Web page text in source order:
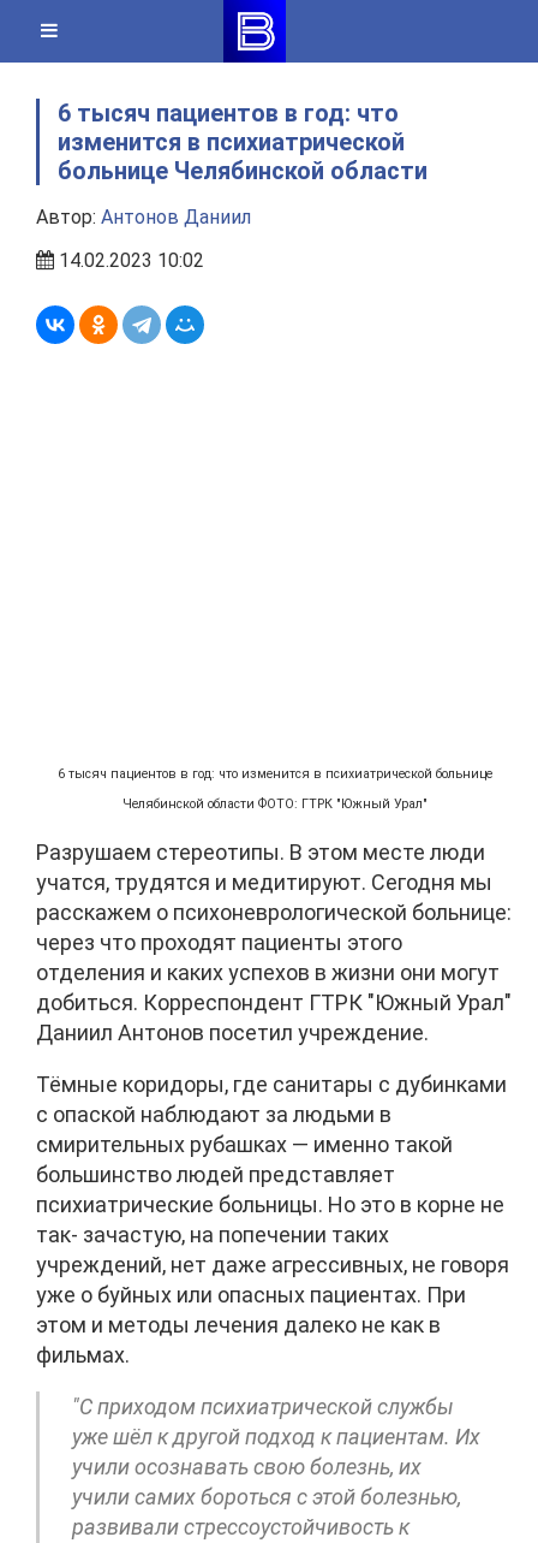
content
6 тысяч пациентов в год: что
изменится в психиатрической
больнице Челябинской области
Автор: Антонов Даниил
14.02.2023 10:02
6 тысяч пациентов в год: что изменится в психиатрической больнице
Челябинской области ФОТО: ГТРК "Южный Урал"
Разрушаем стереотипы. В этом месте люди
учатся, трудятся и медитируют. Сегодня мы
расскажем о психоневрологической больнице:
через что проходят пациенты этого
отделения и каких успехов в жизни они могут
добиться. Корреспондент ГТРК "Южный Урал"
Даниил Антонов посетил учреждение.
Тёмные коридоры, где санитары с дубинками
с опаской наблюдают за людьми в
смирительных рубашках — именно такой
большинство людей представляет
психиатрические больницы. Но это в корне не
так- зачастую, на попечении таких
учреждений, нет даже агрессивных, не говоря
уже о буйных или опасных пациентах. При
этом и методы лечения далеко не как в
фильмах.
"С приходом психиатрической службы
уже шёл к другой подход к пациентам. Их
учили осознавать свою болезнь, их
учили самих бороться с этой болезнью,
развивали стрессоустойчивость к